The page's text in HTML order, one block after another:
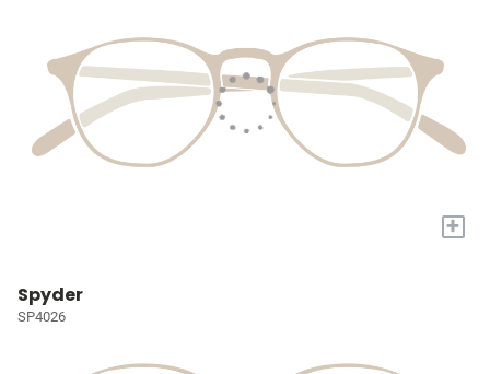
+
Spyder
SP4026